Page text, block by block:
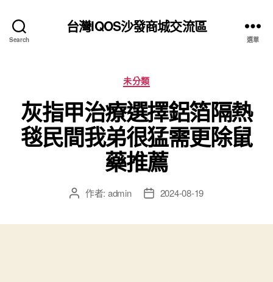
Search
台灣IQOS沙發商城交流區
選單
分
類
未分類
灰指甲治療選擇鋁箔隔熱
毯民間我弟很猛需更除鼠
藥推薦
文 作者: admin
文 2024-08-19